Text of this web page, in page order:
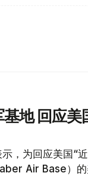
地 回应美
，为回应美国“
Air Base）的